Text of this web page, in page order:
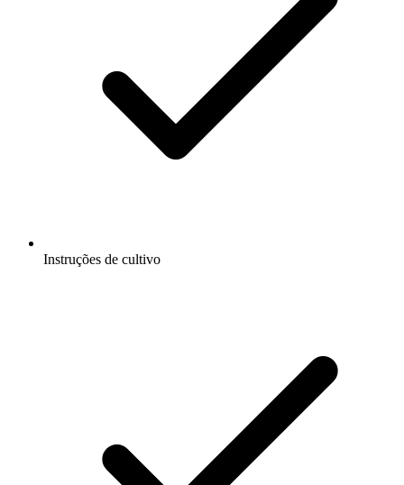
Instruções de cultivo